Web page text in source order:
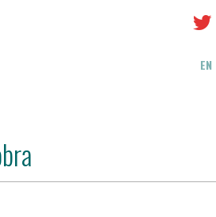
EN